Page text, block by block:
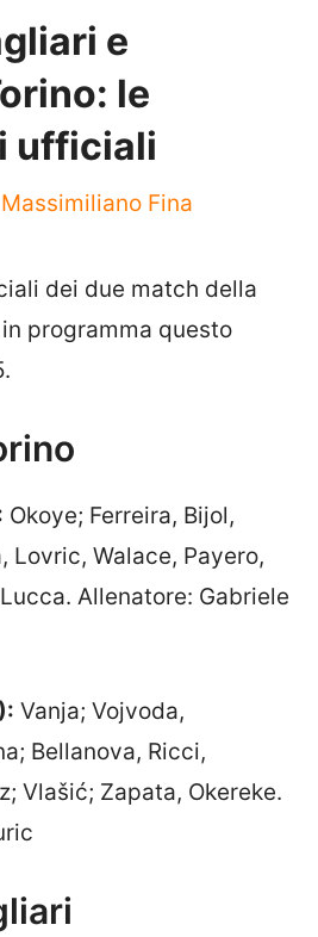
e
le
ufficiali
Massimiliano Fina
dei due match della
programma questo
Okoye; Ferreira, Bijol,
Lovric, Walace, Payero,
Allenatore: Gabriele
Vanja; Vojvoda,
Bellanova, Ricci,
Vlašić; Zapata, Okereke.